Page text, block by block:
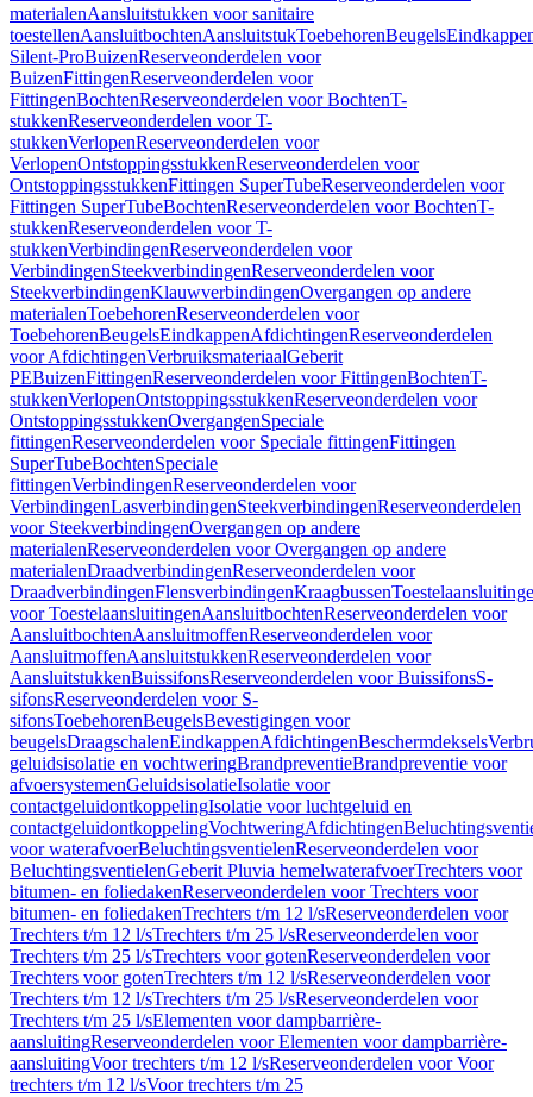
materialenAansluitstukken voor sanitaire
toestellenAansluitbochtenAansluitstukToebehorenBeugels
Silent-ProBuizenReserveonderdelen voor
BuizenFittingenReserveonderdelen voor
FittingenBochtenReserveonderdelen voor BochtenT-
stukkenReserveonderdelen voor T-
stukkenVerlopenReserveonderdelen voor
VerlopenOntstoppingsstukkenReserveonderdelen voor
OntstoppingsstukkenFittingen SuperTubeReserveonderdelen voor
Fittingen SuperTubeBochtenReserveonderdelen voor BochtenT-
stukkenReserveonderdelen voor T-
stukkenVerbindingenReserveonderdelen voor
VerbindingenSteekverbindingenReserveonderdelen voor
SteekverbindingenKlauwverbindingenOvergangen op andere
materialenToebehorenReserveonderdelen voor
ToebehorenBeugelsEindkappenAfdichtingenReserveonderdelen
voor AfdichtingenVerbruiksmateriaalGeberit
PEBuizenFittingenReserveonderdelen voor FittingenBochtenT-
stukkenVerlopenOntstoppingsstukkenReserveonderdelen voor
OntstoppingsstukkenOvergangenSpeciale
fittingenReserveonderdelen voor Speciale fittingenFittingen
SuperTubeBochtenSpeciale
fittingenVerbindingenReserveonderdelen voor
VerbindingenLasverbindingenSteekverbindingenReserveonderdelen
voor SteekverbindingenOvergangen op andere
materialenReserveonderdelen voor Overgangen op andere
materialenDraadverbindingenReserveonderdelen voor
DraadverbindingenFlensverbindingenKraagbussen
voor ToestelaansluitingenAansluitbochtenReserveonderdelen voor
AansluitbochtenAansluitmoffenReserveonderdelen voor
AansluitmoffenAansluitstukkenReserveonderdelen voor
AansluitstukkenBuissifonsReserveonderdelen voor BuissifonsS-
sifonsReserveonderdelen voor S-
sifonsToebehorenBeugelsBevestigingen voor
beugelsDraagschalenEindkappenAfdichtingenBeschermdeksels
geluidsisolatie en vochtweringBrandpreventieBrandpreventie voor
afvoersystemenGeluidsisolatieIsolatie voor
contactgeluidontkoppelingIsolatie voor luchtgeluid en
contactgeluidontkoppelingVochtweringAfdichtingen
voor waterafvoerBeluchtingsventielenReserveonderdelen voor
BeluchtingsventielenGeberit Pluvia hemelwaterafvoerTrechters voor
bitumen- en foliedakenReserveonderdelen voor Trechters voor
bitumen- en foliedakenTrechters t/m 12 l/sReserveonderdelen voor
Trechters t/m 12 l/sTrechters t/m 25 l/sReserveonderdelen voor
Trechters t/m 25 l/sTrechters voor gotenReserveonderdelen voor
Trechters voor gotenTrechters t/m 12 l/sReserveonderdelen voor
Trechters t/m 12 l/sTrechters t/m 25 l/sReserveonderdelen voor
Trechters t/m 25 l/sElementen voor dampbarrière-
aansluitingReserveonderdelen voor Elementen voor dampbarrière-
aansluitingVoor trechters t/m 12 l/sReserveonderdelen voor Voor
trechters t/m 12 l/sVoor trechters t/m 25